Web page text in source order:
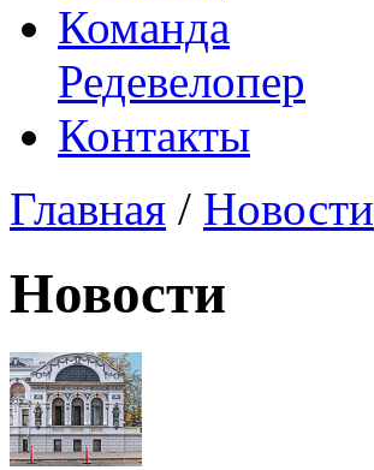
Команда
Редевелопер
Контакты
Главная / Новости
Новости